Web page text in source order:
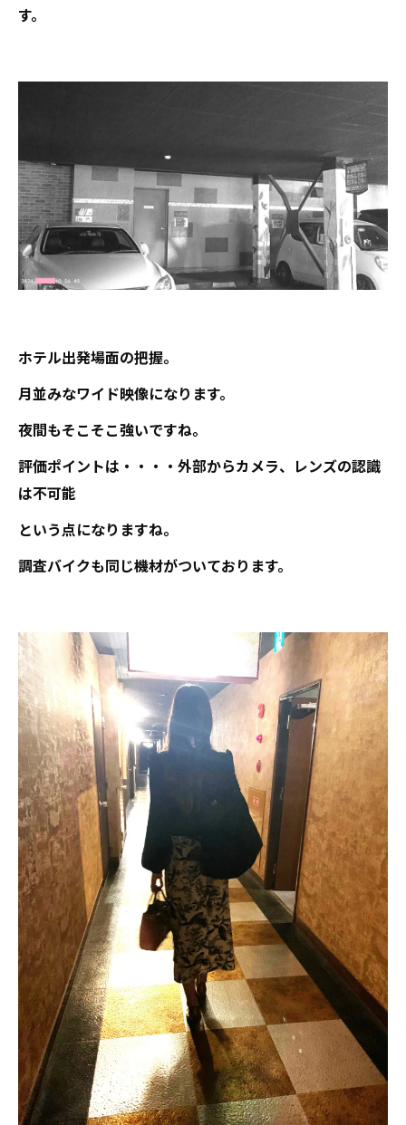
す。
ホテル出発場面の把握。
月並みなワイド映像になります。
夜間もそこそこ強いですね。
評価ポイントは・・・・外部からカメラ、レンズの認識
は不可能
という点になりますね。
調査バイクも同じ機材がついております。